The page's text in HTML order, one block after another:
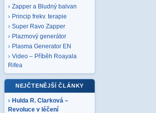
Zapper a Bludný balvan
Princip frekv. terapie
Super Ravo Zapper
Plazmový generátor
Plasma Generator EN
Video – Příběh Roayala
Rifea
NEJČTENĚJŠÍ ČLÁNKY
Hulda R. Clarková –
Revoluce v léčení